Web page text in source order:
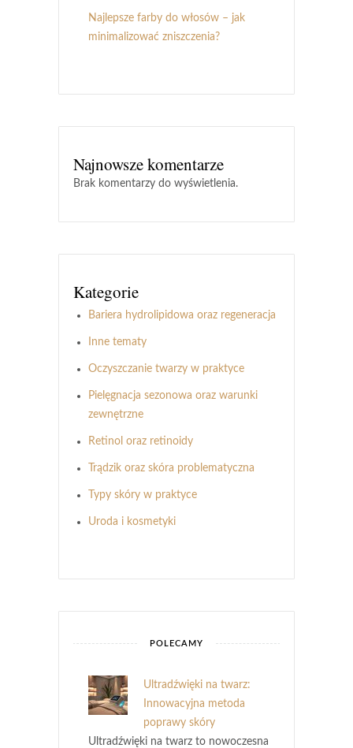
Najlepsze farby do włosów – jak
minimalizować zniszczenia?
Najnowsze komentarze
Brak komentarzy do wyświetlenia.
Kategorie
Bariera hydrolipidowa oraz regeneracja
Inne tematy
Oczyszczanie twarzy w praktyce
Pielęgnacja sezonowa oraz warunki
zewnętrzne
Retinol oraz retinoidy
Trądzik oraz skóra problematyczna
Typy skóry w praktyce
Uroda i kosmetyki
POLECAMY
Ultradźwięki na twarz:
Innowacyjna metoda
poprawy skóry
Ultradźwięki na twarz to nowoczesna